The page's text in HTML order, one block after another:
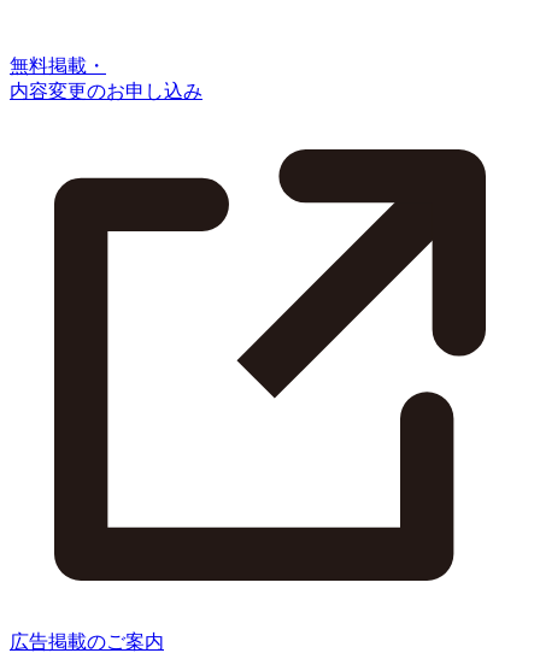
無料掲載・
内容変更のお申し込み
広告掲載のご案内